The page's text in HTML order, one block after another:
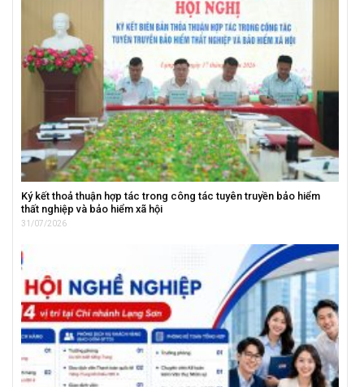
Ký kết thoả thuận hợp tác trong công tác tuyên truyền bảo hiểm
thất nghiệp và bảo hiểm xã hội
31/07/2026